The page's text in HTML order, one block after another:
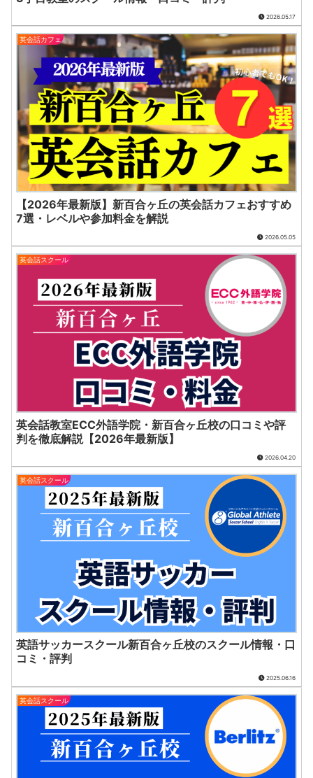
2026.05.17
英会話カフェ
【2026年最新版】新百合ヶ丘の英会話カフェおすすめ
7選・レベルや参加料金を解説
2026.05.05
英会話スクール
英会話教室ECC外語学院・新百合ヶ丘校の口コミや評
判を徹底解説【2026年最新版】
2026.04.20
英会話スクール
英語サッカースクール新百合ヶ丘校のスクール情報・口
コミ・評判
2025.06.16
英会話スクール